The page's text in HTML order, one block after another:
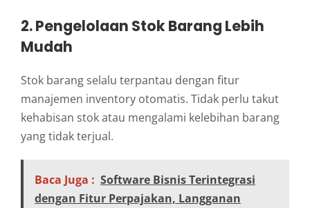
2. Pengelolaan Stok Barang Lebih
Mudah
Stok barang selalu terpantau dengan fitur
manajemen inventory otomatis. Tidak perlu takut
kehabisan stok atau mengalami kelebihan barang
yang tidak terjual.
Baca Juga : Software Bisnis Terintegrasi
dengan Fitur Perpajakan, Langganan